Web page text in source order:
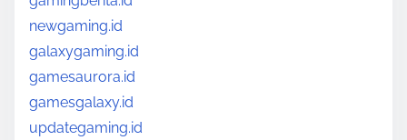
newgaming.id
galaxygaming.id
gamesaurora.id
gamesgalaxy.id
updategaming.id